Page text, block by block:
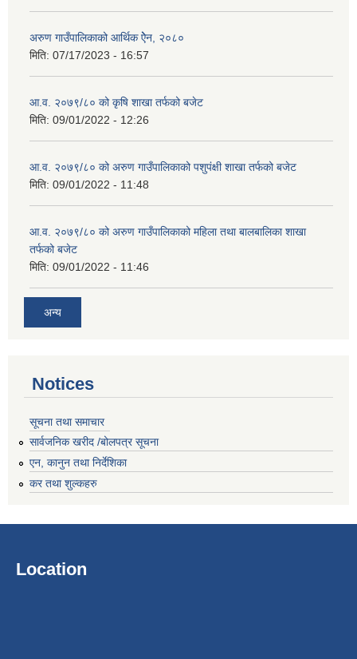
अरुण गाउँपालिकाको आर्थिक ऐेन, २०८०
मिति: 07/17/2023 - 16:57
आ.व. २०७९/८० को कृषि शाखा तर्फको बजेट
मिति: 09/01/2022 - 12:26
आ.व. २०७९/८० को अरुण गाउँपालिकाको पशुपंक्षी शाखा तर्फको बजेट
मिति: 09/01/2022 - 11:48
आ.व. २०७९/८० को अरुण गाउँपालिकाको महिला तथा बालबालिका शाखा
तर्फको बजेट
मिति: 09/01/2022 - 11:46
अन्य
Notices
सूचना तथा समाचार
सार्वजनिक खरीद /बोलपत्र सूचना
एन, कानुन तथा निर्देशिका
कर तथा शुल्कहरु
Location